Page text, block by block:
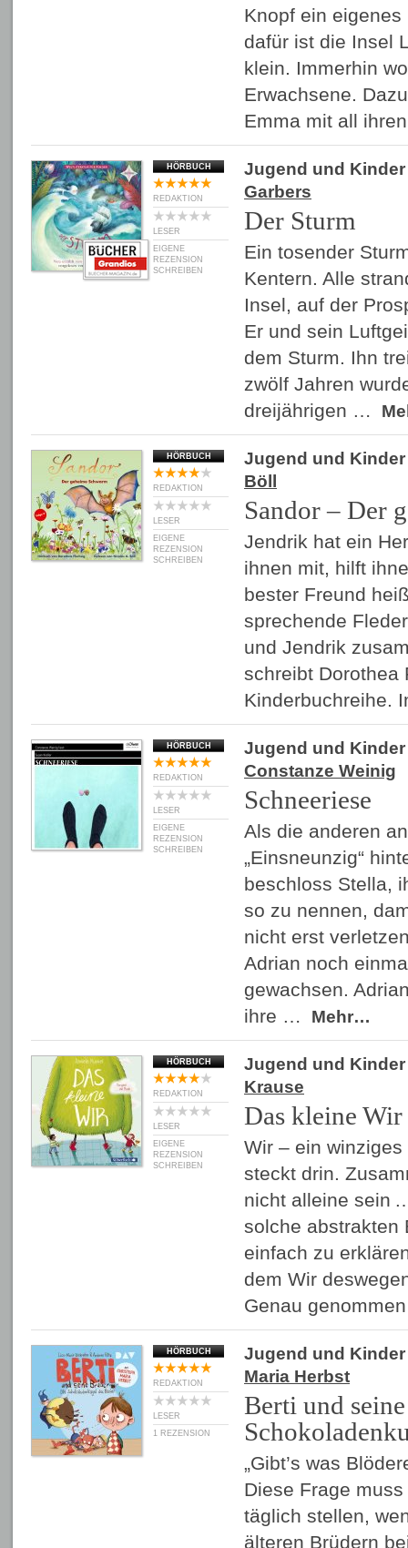
Knopf ein
dafür ist die Insel
klein. Immerhin
Erwachsene.
Emma mit all
HÖRBUCH
REDAKTION
LESER
EIGENE
REZENSION
SCHREIBEN
Jugend und Kinder
Garbers
Der Sturm
Ein tosender
Kentern. Alle
Insel, auf der
Er und sein
dem Sturm. Ihn
zwölf Jahren
dreijährigen …
HÖRBUCH
REDAKTION
LESER
EIGENE
REZENSION
SCHREIBEN
Jugend und Kinder
Böll
Sandor – Der
Jendrik hat ein
ihnen mit, hilft
bester Freund
sprechende
und Jendrik
schreibt Dorothea
Kinderbuchreihe.
HÖRBUCH
REDAKTION
LESER
EIGENE
REZENSION
SCHREIBEN
Jugend und Kinder
Constanze Weinig
Schneeriese
Als die anderen
„Einsneunzig“
beschloss Stella,
so zu nennen,
nicht erst
Adrian noch
gewachsen.
ihre …
Mehr…
HÖRBUCH
REDAKTION
LESER
EIGENE
REZENSION
SCHREIBEN
Jugend und Kinder
Krause
Das kleine Wir
Wir – ein
steckt drin.
nicht alleine sein
solche abstrakten
einfach zu
dem Wir
Genau
HÖRBUCH
REDAKTION
LESER
1 REZENSION
Jugend und Kinder
Maria Herbst
Berti und
„Gibt’s was
Diese Frage
täglich stellen,
älteren Brüdern